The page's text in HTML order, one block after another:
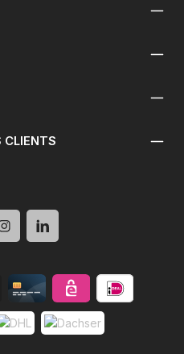
CLIENTS